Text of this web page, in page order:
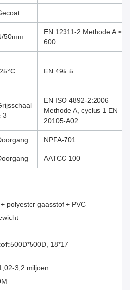
50mm
EN 12311-2 Methode A ≥
600
EN 495-5
3
EN ISO 4892-2:2006
Methode A, cyclus 1 EN
20105-A02
NPFA-701
AATCC 100
+ polyester gaasstof + PVC
500D*500D, 18*17
3,2 miljoen